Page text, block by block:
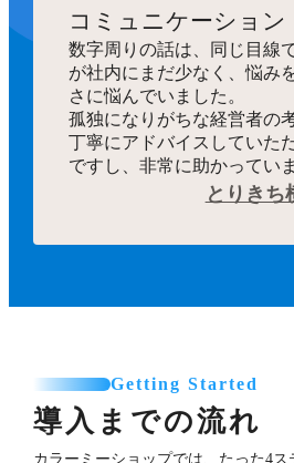
コミュニケーション
数字周りの話は、同じ目線
が社内にまだ少なく、悩み
さに悩んでいました。
孤独になりがちな経営者の
丁寧にアドバイスしていた
ですし、非常に助かってい
とりきち
Getting Started
導入までの流れ
カラーミーショップでは、たった4ス